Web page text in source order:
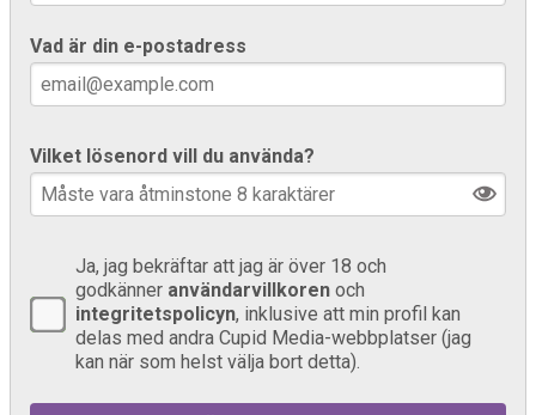
Vad är din e-postadress
Vilket lösenord vill du använda?
Ja, jag bekräftar att jag är över 18 och
godkänner användarvillkoren och
integritetspolicyn, inklusive att min profil kan
delas med andra Cupid Media-webbplatser (jag
kan när som helst välja bort detta).